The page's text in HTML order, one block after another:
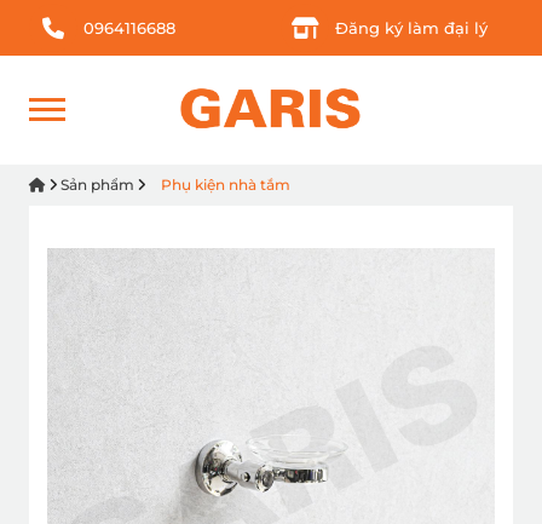
0964116688 Đăng ký làm đại lý
Sản phẩm Phụ kiện nhà tắm